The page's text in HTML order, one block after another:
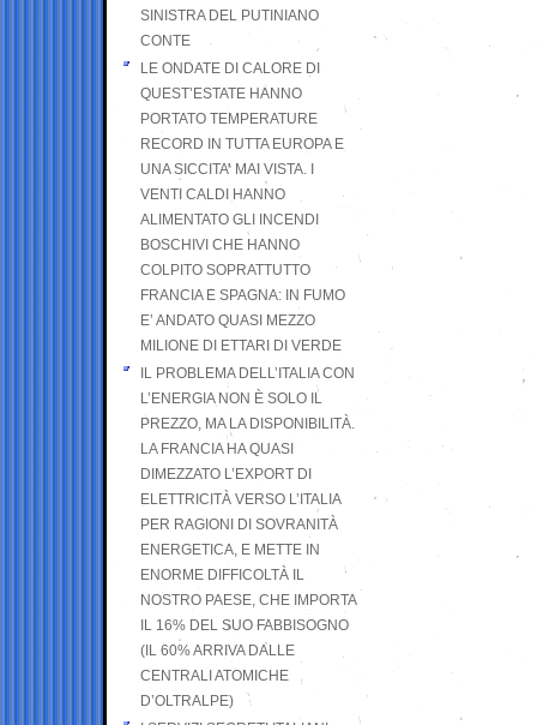
SINISTRA DEL PUTINIANO
CONTE
LE ONDATE DI CALORE DI
QUEST’ESTATE HANNO
PORTATO TEMPERATURE
RECORD IN TUTTA EUROPA E
UNA SICCITA’ MAI VISTA. I
VENTI CALDI HANNO
ALIMENTATO GLI INCENDI
BOSCHIVI CHE HANNO
COLPITO SOPRATTUTTO
FRANCIA E SPAGNA: IN FUMO
E’ ANDATO QUASI MEZZO
MILIONE DI ETTARI DI VERDE
IL PROBLEMA DELL’ITALIA CON
L’ENERGIA NON È SOLO IL
PREZZO, MA LA DISPONIBILITÀ.
LA FRANCIA HA QUASI
DIMEZZATO L’EXPORT DI
ELETTRICITÀ VERSO L’ITALIA
PER RAGIONI DI SOVRANITÀ
ENERGETICA, E METTE IN
ENORME DIFFICOLTÀ IL
NOSTRO PAESE, CHE IMPORTA
IL 16% DEL SUO FABBISOGNO
(IL 60% ARRIVA DALLE
CENTRALI ATOMICHE
D’OLTRALPE)